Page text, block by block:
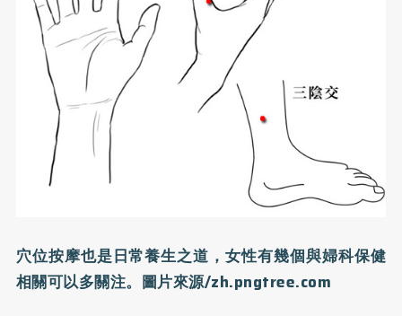
穴位按摩也是日常養生之道，女性有幾個與婦科保健
相關可以多關注。圖片來源/zh.pngtree.com